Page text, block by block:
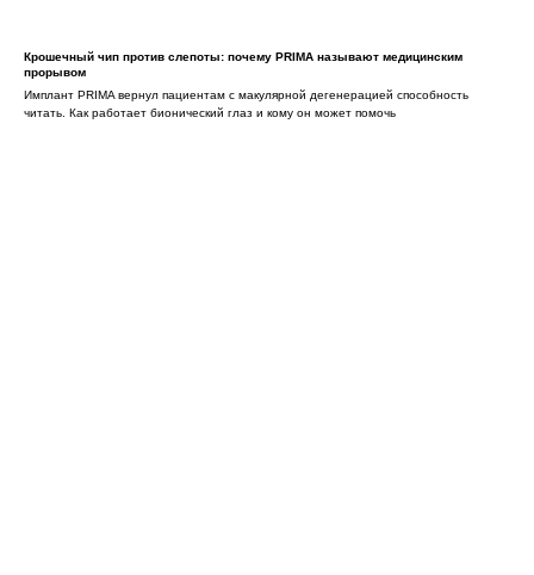
Крошечный чип против слепоты: почему PRIMA называют медицинским
прорывом
Имплант PRIMA вернул пациентам с макулярной дегенерацией способность
читать. Как работает бионический глаз и кому он может помочь